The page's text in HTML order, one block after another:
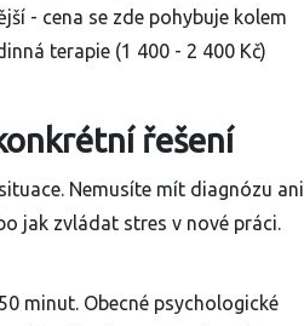
- cena se zde pohybuje kolem
terapie (1 400 - 2 400 Kč)
řešení
Nemusíte mít diagnózu ani
jak zvládat stres v nové práci.
minut. Obecné psychologické